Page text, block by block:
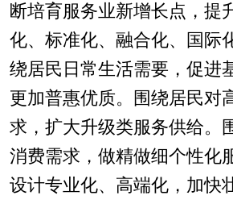
断培育服务业新增长点，提
化、标准化、融合化、国际
绕居民日常生活需要，促进
更加普惠优质。围绕居民对
求，扩大升级类服务供给。
消费需求，做精做细个性化
设计专业化、高端化，加快